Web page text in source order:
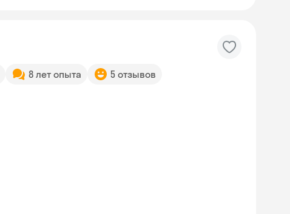
8 лет опыта 5 отзывов